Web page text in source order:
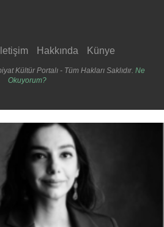
İletişim Hakkında Künye
Kültür Portalı - Tüm Hakları Saklıdır. Ne
Okuyorum?